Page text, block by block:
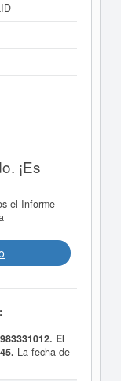
¡Es
el Informe
El
La fecha de
07/2011,